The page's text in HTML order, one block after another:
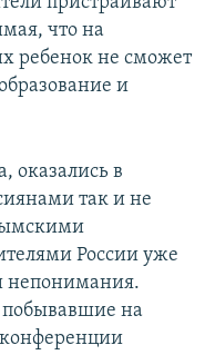
что на
ребенок не сможет
и
оказались в
так и не
России уже
непонимания.
побывавшие на